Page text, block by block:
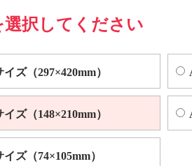
選択してください
イズ（297×420mm）
イズ（148×210mm）
イズ（74×105mm）